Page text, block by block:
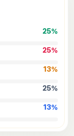
25%
25%
13%
25%
13%